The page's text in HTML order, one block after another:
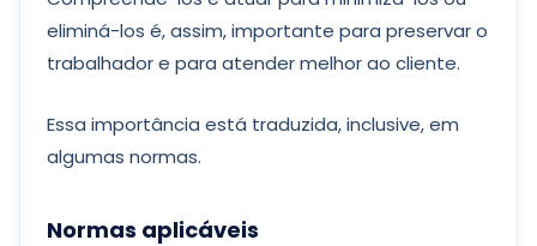
eliminá-los é, assim, importante para preservar o
trabalhador e para atender melhor ao cliente.
Essa importância está traduzida, inclusive, em
algumas normas.
Normas aplicáveis